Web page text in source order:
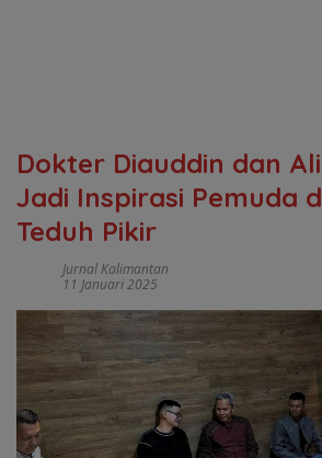
Dokter Diauddin dan
Jadi Inspirasi Pemuda
Teduh Pikir
Jurnal Kalimantan
11 Januari 2025